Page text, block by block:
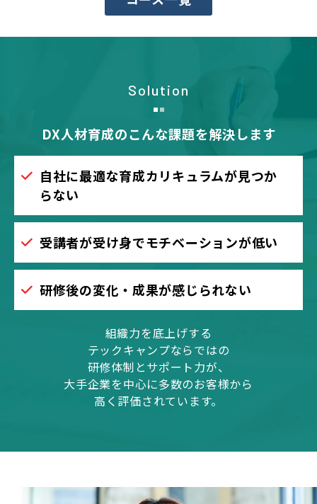
Solution
DX人材育成のこんな課題を解決します
自社に最適な育成カリキュラムが見つか
らない
受講者が受け身でモチベーションが低い
研修後の変化・成果が感じられない
組織力を底上げする
テックキャンプならではの
研修体制とサポート力が、
大手企業を中心に多数のお客様から
高く評価されています。